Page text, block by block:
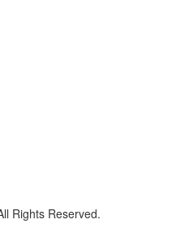
Rights Reserved.